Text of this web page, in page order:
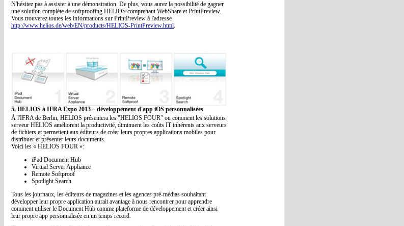
N'hésitez pas à assister à une démonstration. De plus, vous aurez la possibilité de gagner
une solution complète de softproofing HELIOS comprenant WebShare et PrintPreview.
Vous trouverez toutes les informations sur PrintPreview à l'adresse
http://www.helios.de/web/EN/products/HELIOS-PrintPreview.html.
5. HELIOS à IFRA Expo 2013 – développement d'app iOS personnalisées
À l'IFRA de Berlin, HELIOS présentera les "HELIOS FOUR" ou comment les solutions
serveur HELIOS améliorent la productivité, diminuent les coûts IT inhérents aux serveurs
de fichiers et permettent aux éditeurs de créer leurs propres applications mobiles pour
distribuer et présenter leurs documents.
Voici les « HELIOS FOUR »:
iPad Document Hub
Virtual Server Appliance
Remote Softproof
Spotlight Search
Tous les journaux, les éditeurs de magazines et les agences pré-médias souhaitant
développer leur propre application aurait avantage à nous rencontrer pour apprendre
comment utiliser le Document Hub comme plateforme de développement et créer ainsi
leur propre app personnalisée en un temps record.